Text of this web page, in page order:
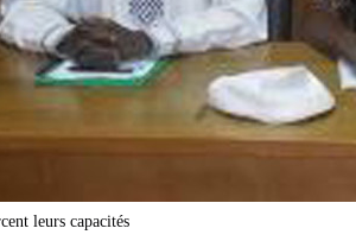
leurs capacités Le Réseau